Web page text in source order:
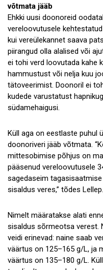
võtmata jääb
Ehkki uusi doonoreid
vereloovutusele
kui vereülekannet saava
piirangud olla alalised või
ei tohi verd loovutada kahe
hammustust või nelja kuu
tätoveerimist. Doonoril ei
kudede varustatust
südamehaigusi.
Küll aga on eestlaste puhul
doonoriveri jääb võtmata.
mittesobimise põhjus on
pääsenud vereloovutusele
sagedaseim
sisaldus veres,” tõdes Lellep.
Nimelt määratakse alati
sisaldus sõrmeotsa verest.
veidi erinevad: naine saab
väärtus on 125–165 g/L, ja
väärtus on 135–180 g/L.